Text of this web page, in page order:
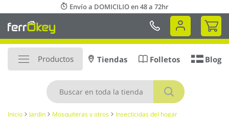
al
contenido
Envío a DOMICILIO en 48 a 72hr
Mi
Productos
Buscar
Tiendas Folletos Blog
Inicio Jardin Mosquiteras y otros Insecticidas del hogar